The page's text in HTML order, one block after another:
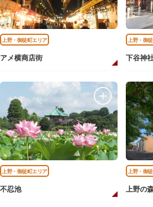
上野・御徒町エリア
アメ横商店街
上野・御
下谷神
上野・御徒町エリア
不忍池
上野・御
上野の